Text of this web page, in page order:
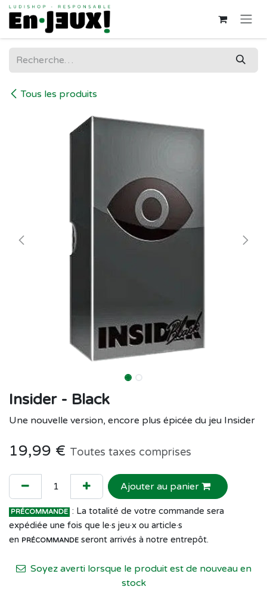
Se rendre au contenu
Tous les produits
Insider - Black
Une nouvelle version, encore plus épicée du jeu Insider
19,99 € Toutes taxes comprises
Ajouter au panier
PRÉCOMMANDE : La totalité de votre commande sera
expédiée une fois que le·s jeu·x ou article·s
en PRÉCOMMANDE seront arrivés à notre entrepôt.
Soyez averti lorsque le produit est de nouveau en
stock